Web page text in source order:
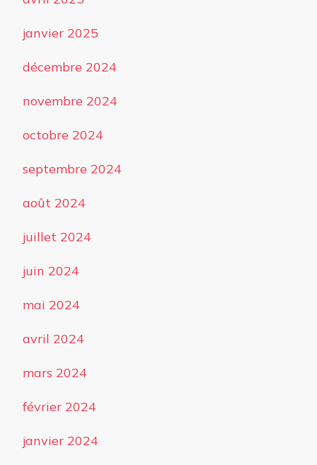
janvier 2025
décembre 2024
novembre 2024
octobre 2024
septembre 2024
août 2024
juillet 2024
juin 2024
mai 2024
avril 2024
mars 2024
février 2024
janvier 2024